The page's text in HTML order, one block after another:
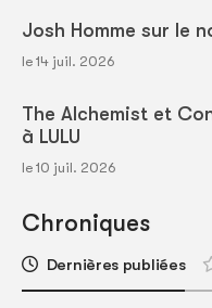
Josh Homme sur le
le 14 juil. 2026
The Alchemist et
à LULU
le 10 juil. 2026
Chroniques
Dernières publiées